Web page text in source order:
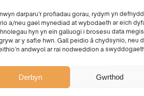
darparu’r profiadau gorau, rydym yn
a/neu gael mynediad at wybodaeth ar eich
hyn yn ein galluogi i brosesu data
ar y safle hwn. Gall peidio â chydsynio, neu
andwyol ar rai nodweddion a
Derbyn Gwrthod